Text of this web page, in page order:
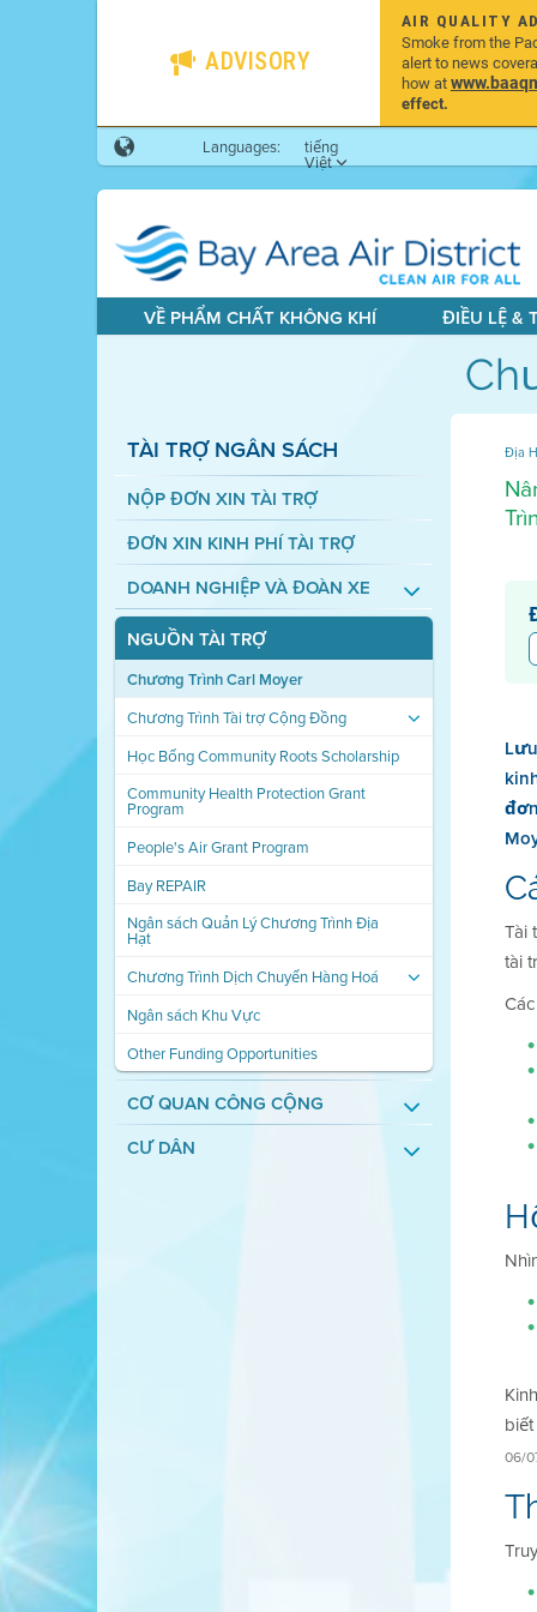
ADVISORY
AIR QUALITY
Smoke from the
alert to news
how at
effect.
Languages:
tiếng
Việt
VỀ PHẨM CHẤT KHÔNG KHÍ ĐIỀU LỆ &
TÀI TRỢ NGÂN SÁCH
NỘP ĐƠN XIN TÀI TRỢ
ĐƠN XIN KINH PHÍ TÀI TRỢ
DOANH NGHIỆP VÀ ĐOÀN XE
NGUỒN TÀI TRỢ
Chương Trình Carl Moyer
Chương Trình Tài trợ Cộng Đồng
Học Bổng Community Roots Scholarship
Community Health Protection Grant
Program
People's Air Grant Program
Bay REPAIR
Ngân sách Quản Lý Chương Trình Địa
Hạt
Chương Trình Dịch Chuyển Hàng Hoá
Ngân sách Khu Vực
Other Funding Opportunities
CƠ QUAN CÔNG CỘNG
CƯ DÂN
Địa
Tài
tài
06/